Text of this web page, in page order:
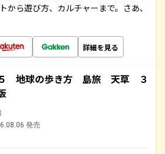
から遊び方、カルチャーまで。さあ、
詳細を見る
地球の歩き方 島旅 天草 ３
発売